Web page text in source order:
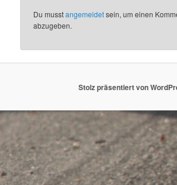
Du musstangemeldetsein, um einen
abzugeben.
Stolz präsentiert von